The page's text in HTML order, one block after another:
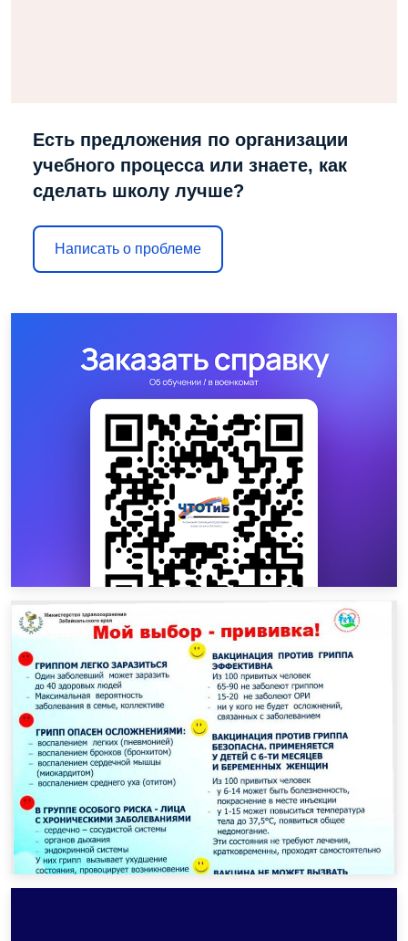
Есть предложения по организации
учебного процесса или знаете, как
сделать школу лучше?
Написать о проблеме